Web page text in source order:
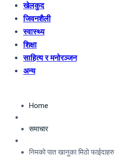
खेलकुद
जिवनशैली
स्वास्थ्य
शिक्षा
साहित्य र मनोरञ्जन
अन्य
Home
समाचार
निमको पात खानुका मिठो फाईदाहरु